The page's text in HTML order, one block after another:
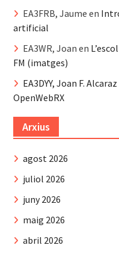
EA3FRB, Jaume en
artificial
EA3WR, Joan en
FM (imatges)
EA3DYY, Joan F. Alcaraz
OpenWebRX
Arxius
agost 2026
juliol 2026
juny 2026
maig 2026
abril 2026